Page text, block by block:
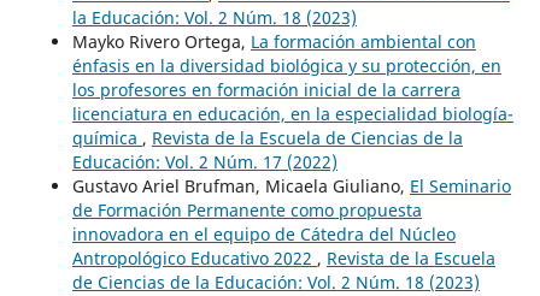
la Educación: Vol. 2 Núm. 18 (2023)
Mayko Rivero Ortega, La formación ambiental con
énfasis en la diversidad biológica y su protección, en
los profesores en formación inicial de la carrera
licenciatura en educación, en la especialidad biología-
química , Revista de la Escuela de Ciencias de la
Educación: Vol. 2 Núm. 17 (2022)
Gustavo Ariel Brufman, Micaela Giuliano, El Seminario
de Formación Permanente como propuesta
innovadora en el equipo de Cátedra del Núcleo
Antropológico Educativo 2022 , Revista de la Escuela
de Ciencias de la Educación: Vol. 2 Núm. 18 (2023)